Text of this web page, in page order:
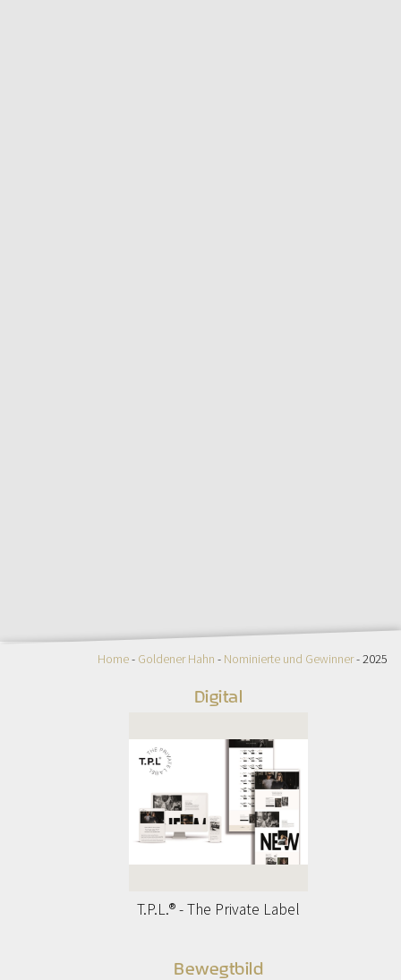
Home- Goldener Hahn - Nominierte und Gewinner- 2025
Digital
T.P.L.® - The Private Label
Bewegtbild